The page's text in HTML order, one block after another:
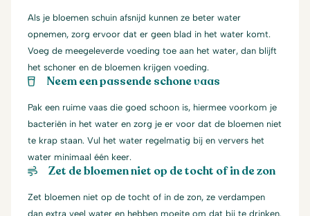
Als je bloemen schuin afsnijd kunnen ze beter water
opnemen, zorg ervoor dat er geen blad in het water komt.
Voeg de meegeleverde voeding toe aan het water, dan blijft
het schoner en de bloemen krijgen voeding.
Neem een passende schone vaas
Pak een ruime vaas die goed schoon is, hiermee voorkom je
bacteriën in het water en zorg je er voor dat de bloemen niet
te krap staan. Vul het water regelmatig bij en ververs het
water minimaal één keer.
Zet de bloemen niet op de tocht of in de zon
Zet bloemen niet op de tocht of in de zon, ze verdampen
dan extra veel water en hebben moeite om dat bij te drinken.